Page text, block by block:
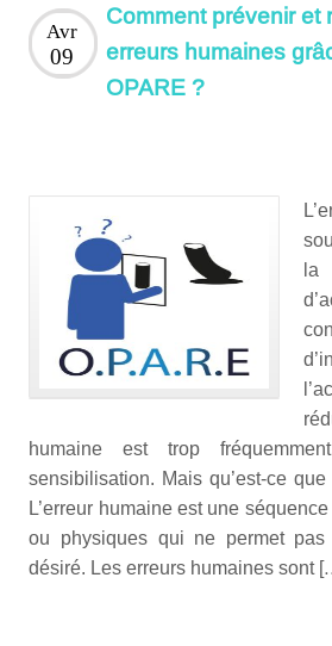
Comment prévenir et
erreurs humaines
OPARE ?
Avr
09
la
humaine est trop
sensibilisation. Mais qu’est-ce
L’erreur humaine est une
ou physiques qui ne permet
désiré. Les erreurs humaines sont